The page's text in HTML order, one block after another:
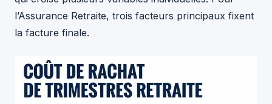
l’Assurance Retraite, trois facteurs principaux fixent
la facture finale.